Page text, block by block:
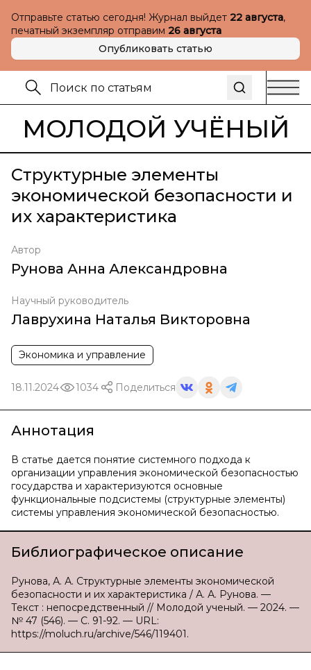
Отправьте статью сегодня! Журнал выйдет 22 августа,
печатный экземпляр отправим 26 августа
Опубликовать статью
МОЛОДОЙ УЧЁНЫЙ
Структурные элементы
экономической безопасности и
их характеристика
Автор
Рунова Анна Александровна
Научный руководитель
Лаврухина Наталья Викторовна
Экономика и управление
18.11.2024 1034 Поделиться
Аннотация
В статье дается понятие системного подхода к
организации управления экономической безопасностью
государства и характеризуются основные
функциональные подсистемы (структурные элементы)
системы управления экономической безопасностью.
Библиографическое описание
Рунова, А. А. Структурные элементы экономической
безопасности и их характеристика / А. А. Рунова. —
Текст : непосредственный // Молодой ученый. — 2024. —
№ 47 (546). — С. 91-92. — URL:
https://moluch.ru/archive/546/119401.